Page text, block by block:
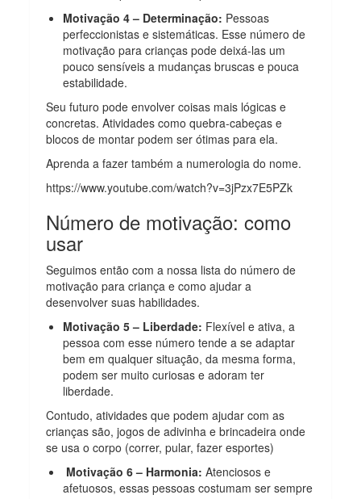
Motivação 4 – Determinação: Pessoas
perfeccionistas e sistemáticas. Esse número de
motivação para crianças pode deixá-las um
pouco sensíveis a mudanças bruscas e pouca
estabilidade.
Seu futuro pode envolver coisas mais lógicas e
concretas. Atividades como quebra-cabeças e
blocos de montar podem ser ótimas para ela.
Aprenda a fazer também a numerologia do nome.
https://www.youtube.com/watch?v=3jPzx7E5PZk
Número de motivação: como
usar
Seguimos então com a nossa lista do número de
motivação para criança e como ajudar a
desenvolver suas habilidades.
Motivação 5 – Liberdade: Flexível e ativa, a
pessoa com esse número tende a se adaptar
bem em qualquer situação, da mesma forma,
podem ser muito curiosas e adoram ter
liberdade.
Contudo, atividades que podem ajudar com as
crianças são, jogos de adivinha e brincadeira onde
se usa o corpo (correr, pular, fazer esportes)
Motivação 6 – Harmonia:Atenciosos e
afetuosos, essas pessoas costumam ser sempre